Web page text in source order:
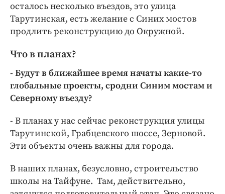
осталось несколько въездов, это улица
Тарутинская, есть желание с Синих мостов
продлить реконструкцию до Окружной.
Что в планах?
- Будут в ближайшее время начаты какие-то
глобальные проекты, сродни Синим мостам и
Северному въезду?
- В планах у нас сейчас реконструкция улицы
Тарутинской, Грабцевского шоссе, Зерновой.
Эти объекты очень важны для города.
В наших планах, безусловно, строительство
школы на Тайфуне. Там, действительно,